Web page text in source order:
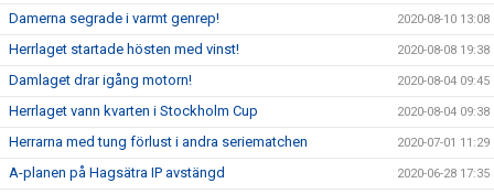
Damerna segrade i varmt genrep! 2020-08-10 13:08
Herrlaget startade hösten med vinst! 2020-08-08 19:38
Damlaget drar igång motorn! 2020-08-04 09:45
Herrlaget vann kvarten i Stockholm Cup 2020-08-04 09:38
Herrarna med tung förlust i andra seriematchen 2020-07-01 11:29
A-planen på Hagsätra IP avstängd 2020-06-28 17:35